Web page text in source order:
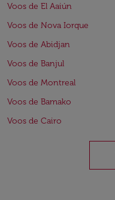
Voos de El Aaiún
Voos de Nova Iorque
Voos de Abidjan
Voos de Banjul
Voos de Montreal
Voos de Bamako
Voos de Cairo